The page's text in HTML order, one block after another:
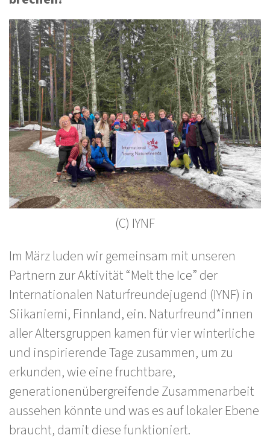
(C) IYNF
Im März luden wir gemeinsam mit unseren
Partnern zur Aktivität “Melt the Ice” der
Internationalen Naturfreundejugend (IYNF) in
Siikaniemi, Finnland, ein. Naturfreund*innen
aller Altersgruppen kamen für vier winterliche
und inspirierende Tage zusammen, um zu
erkunden, wie eine fruchtbare,
generationenübergreifende Zusammenarbeit
aussehen könnte und was es auf lokaler Ebene
braucht, damit diese funktioniert.